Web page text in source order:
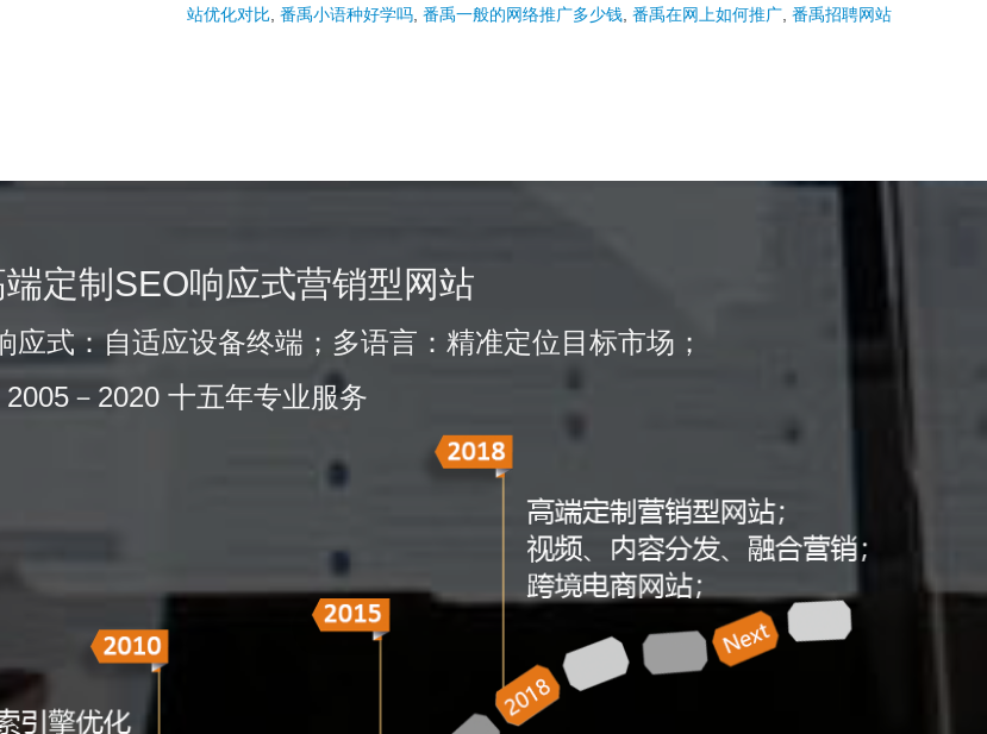
站优化对比 番禹小语种好学吗 番禹一般的网络推广多少钱 番禹在网上如何推广 番禹招聘网站
定制SEO响应式营销型网站
应式：自适应设备终端；多语言：精准定位目标市场；
2005－2020 十五年专业服务